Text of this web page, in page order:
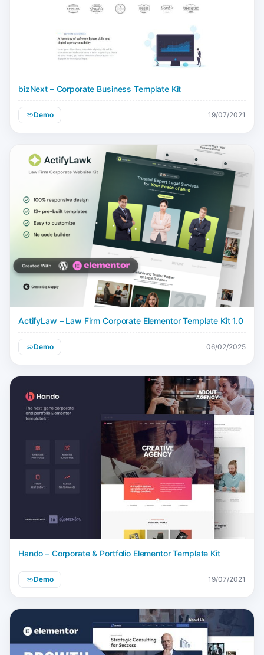
bizNext – Corporate Business Template Kit
Demo 19/07/2021
ActifyLaw – Law Firm Corporate Elementor Template Kit 1.0
Demo 06/02/2025
Hando – Corporate & Portfolio Elementor Template Kit
Demo 19/07/2021